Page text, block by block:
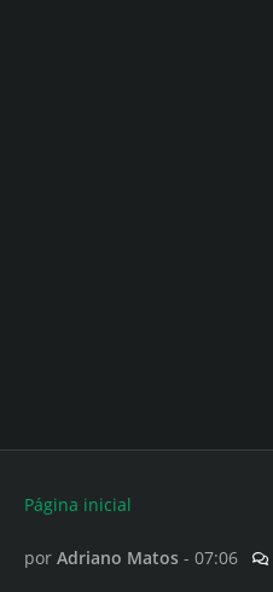
Página inicial
por Adriano Matos - 07:06